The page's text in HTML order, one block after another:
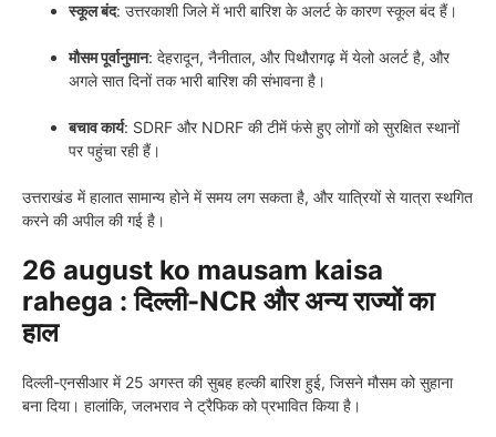
स्कूल बंद: उत्तरकाशी जिले में भारी बारिश के अलर्ट के कारण स्कूल बंद हैं।
मौसम पूर्वानुमान: देहरादून, नैनीताल, और पिथौरागढ़ में येलो अलर्ट है, और
अगले सात दिनों तक भारी बारिश की संभावना है।
बचाव कार्य: SDRF और NDRF की टीमें फंसे हुए लोगों को सुरक्षित स्थानों
पर पहुंचा रही हैं।
उत्तराखंड में हालात सामान्य होने में समय लग सकता है, और यात्रियों से यात्रा स्थगित
करने की अपील की गई है।
26 august ko mausam kaisa
rahega : दिल्ली-NCR और अन्य राज्यों का
हाल
दिल्ली-एनसीआर में 25 अगस्त की सुबह हल्की बारिश हुई, जिसने मौसम को सुहाना
बना दिया। हालांकि, जलभराव ने ट्रैफिक को प्रभावित किया है।